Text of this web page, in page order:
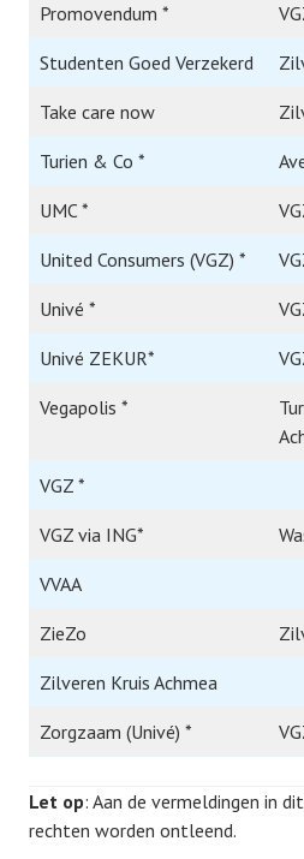
Promovendum *
Studenten Goed Verzekerd
Take care now
Turien & Co *
UMC *
United Consumers (VGZ) *
Univé *
Univé ZEKUR*
Vegapolis *
VGZ *
VGZ via ING*
VVAA
ZieZo
Zilveren Kruis Achmea
Zorgzaam (Univé) *
Let op: Aan de vermeldingen in
rechten worden ontleend.